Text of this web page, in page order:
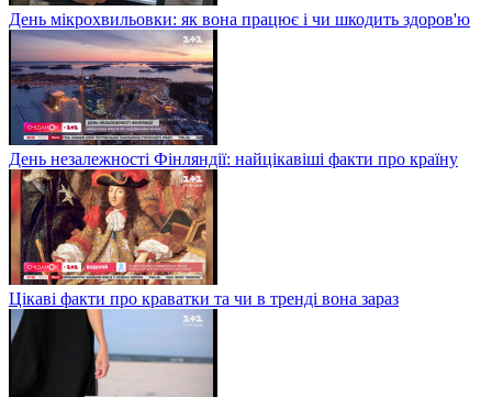
День мікрохвильовки: як вона працює і чи шкодить здоров'ю
День незалежності Фінляндії: найцікавіші факти про країну
Цікаві факти про краватки та чи в тренді вона зараз